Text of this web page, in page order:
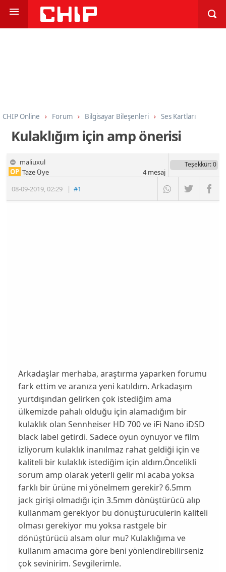
CHIP Online Forum Bilgisayar Bileşenleri Ses Kartları
Kulaklığım için amp önerisi
maliuxul
08-09-2019,02:29 |#1
OP Taze Üye
Teşekkür: 0
4mesaj
Arkadaşlar merhaba, araştırma yaparken forumu
fark ettim ve aranıza yeni katıldım. Arkadaşım
yurtdışından gelirken çok istediğim ama
ülkemizde pahalı olduğu için alamadığım bir
kulaklık olan Sennheiser HD 700 ve iFi Nano iDSD
black label getirdi. Sadece oyun oynuyor ve film
izliyorum kulaklık inanılmaz rahat geldiği için ve
kaliteli bir kulaklık istediğim için aldım.Öncelikli
sorum amp olarak yeterli gelir mi acaba yoksa
farklı bir ürüne mi yönelmem gerekir? 6.5mm
jack girişi olmadığı için 3.5mm dönüştürücü alıp
kullanmam gerekiyor bu dönüştürücülerin kaliteli
olması gerekiyor mu yoksa rastgele bir
dönüştürücü alsam olur mu? Kulaklığıma ve
kullanım amacıma göre beni yönlendirebilirseniz
çok sevinirim. Sevgilerimle.